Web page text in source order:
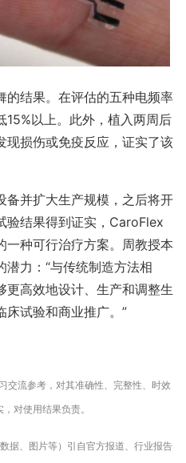
的结果。在评估的五种电频率
15%以上。此外，植入两周后
现损伤或免疫反应，证实了该
备并扩大生产规模，之后将开
验结果得到证实，CaroFlex
一种可行治疗方案。周教授本
潜力：“与传统制造方法相
更高效地设计、生产和调整生
床试验和商业推广。”
交流参考，对其准确性、完整性、时效
对使用结果负责。
据、图片等）引自官方报道、行业报告